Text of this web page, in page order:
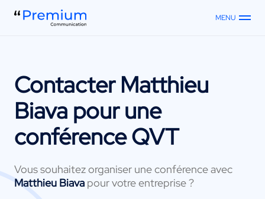
MENU
ContacterMatthieu
Biava pour une
conférence QVT
Vous souhaitez organiser une conférence avec
Matthieu Biava pour votre entreprise ?